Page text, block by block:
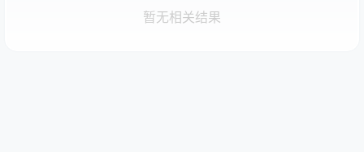
暂无相关结果